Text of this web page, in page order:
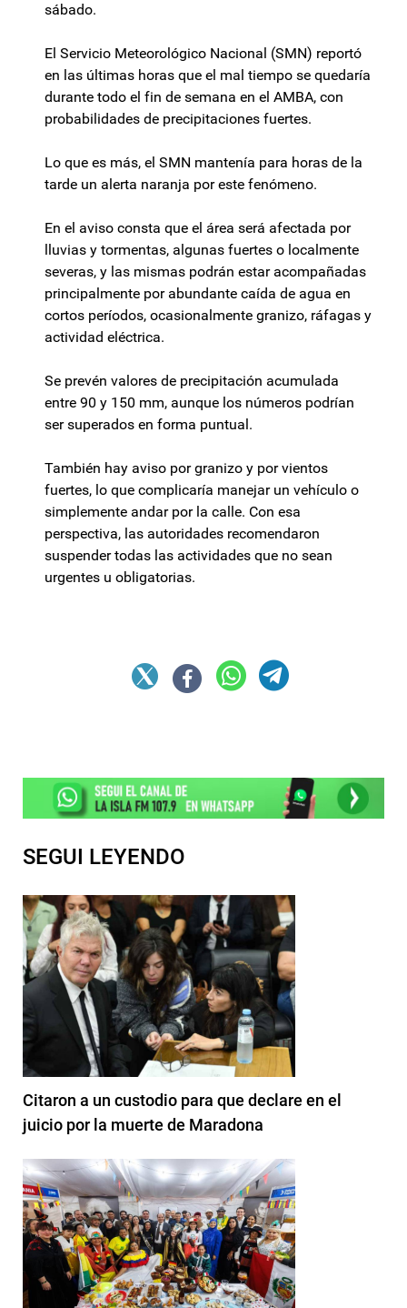
sábado.
El Servicio Meteorológico Nacional (SMN) reportó
en las últimas horas que el mal tiempo se quedaría
durante todo el fin de semana en el AMBA, con
probabilidades de precipitaciones fuertes.
Lo que es más, el SMN mantenía para horas de la
tarde un alerta naranja por este fenómeno.
En el aviso consta que el área será afectada por
lluvias y tormentas, algunas fuertes o localmente
severas, y las mismas podrán estar acompañadas
principalmente por abundante caída de agua en
cortos períodos, ocasionalmente granizo, ráfagas y
actividad eléctrica.
Se prevén valores de precipitación acumulada
entre 90 y 150 mm, aunque los números podrían
ser superados en forma puntual.
También hay aviso por granizo y por vientos
fuertes, lo que complicaría manejar un vehículo o
simplemente andar por la calle. Con esa
perspectiva, las autoridades recomendaron
suspender todas las actividades que no sean
urgentes u obligatorias.
SEGUI LEYENDO
Citaron a un custodio para que declare en el
juicio por la muerte de Maradona